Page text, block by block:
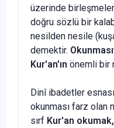
üzerinde
doğru sözlü bir
nesilden nesile
demektir.
Kur'an'ın önemli bir
Dinî ibadetler
okunması farz olan
sırf Kur'an